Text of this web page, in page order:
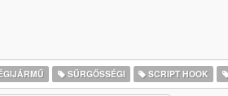
SŰRGŐSSÉGI SCRIPT HOOK